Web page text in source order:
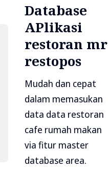
Database
APlikasi
restoran mr
restopos
Mudah dan cepat
dalam memasukan
data data restoran
cafe rumah makan
via fitur master
database area.